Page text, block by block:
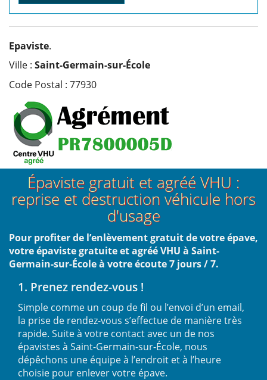
Epaviste.
Ville : Saint-Germain-sur-École
Code Postal : 77930
Épaviste gratuit et agréé VHU :
reprise et destruction véhicule hors
d'usage
Pour profiter de l’enlèvement gratuit de votre épave,
votre épaviste gratuite et agréé VHU à Saint-
Germain-sur-École à votre écoute 7 jours / 7.
1. Prenez rendez-vous !
Simple comme un coup de fil ou l’envoi d’un email,
la prise de rendez-vous s’effectue de manière très
rapide. Suite à votre contact avec un de nos
épavistes à Saint-Germain-sur-École, nous
dépêchons une équipe à l’endroit et à l’heure
choisie pour enlever votre épave.